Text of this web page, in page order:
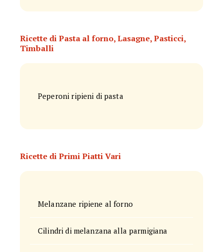
Ricette di Pasta al forno, Lasagne, Pasticci,
Timballi
Peperoni ripieni di pasta
Ricette di Primi Piatti Vari
Melanzane ripiene al forno
Cilindri di melanzana alla parmigiana